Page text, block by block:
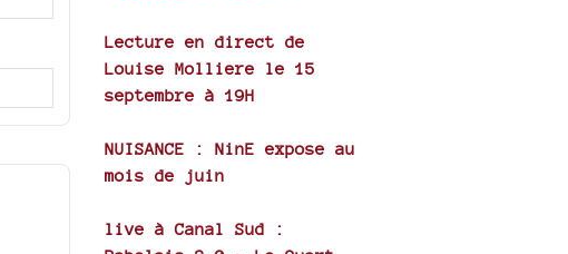
Lecture en direct de
Louise Molliere le 15
septembre à 19H
NUISANCE : NinE expose au
mois de juin
live à Canal Sud :